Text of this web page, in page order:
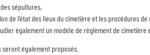
sépultures,
de l’état des lieux du cimetière et les procédures de
également un modèle de règlement de
seront également proposés.